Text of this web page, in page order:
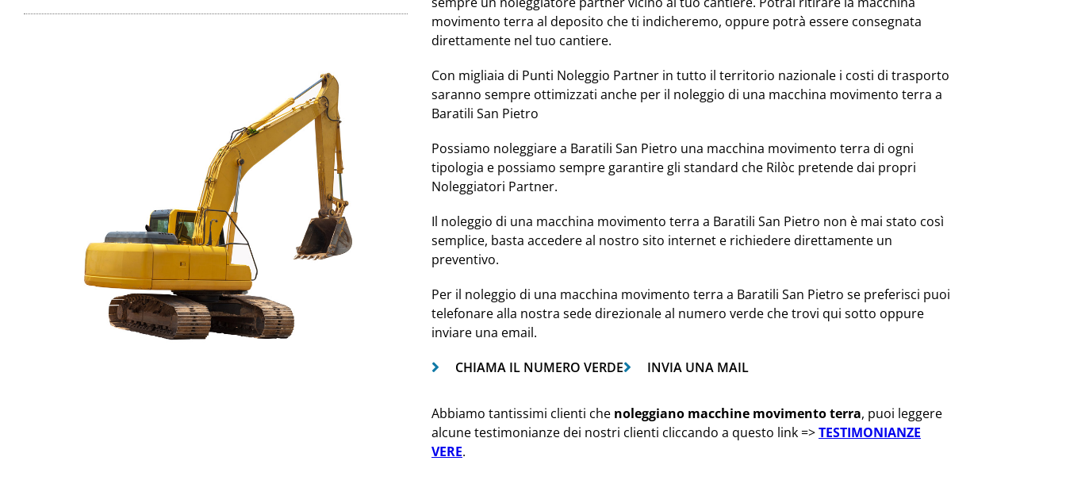
movimento terra al deposito che ti indicheremo, oppure potrà essere consegnata
direttamente nel tuo cantiere.
Con migliaia di Punti Noleggio Partner in tutto il territorio nazionale i costi di trasporto
saranno sempre ottimizzati anche per il noleggio di una macchina movimento terra a
Baratili San Pietro
Possiamo noleggiare a Baratili San Pietro una macchina movimento terra di ogni
tipologia e possiamo sempre garantire gli standard che Rilòc pretende dai propri
Noleggiatori Partner.
Il noleggio di una macchina movimento terra a Baratili San Pietro non è mai stato così
semplice, basta accedere al nostro sito internet e richiedere direttamente un
preventivo.
Per il noleggio di una macchina movimento terra a Baratili San Pietro se preferisci puoi
telefonare alla nostra sede direzionale al numero verde che trovi qui sotto oppure
inviare una email.
CHIAMA IL NUMERO VERDE
INVIA UNA MAIL
Abbiamo tantissimi clienti che noleggiano macchine movimento terra, puoi leggere
alcune testimonianze dei nostri clienti cliccando a questo link =>TESTIMONIANZE
VERE.